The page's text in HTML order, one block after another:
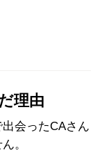
理由
会ったCAさん
。